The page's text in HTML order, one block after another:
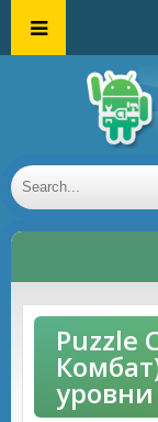
Puzzle